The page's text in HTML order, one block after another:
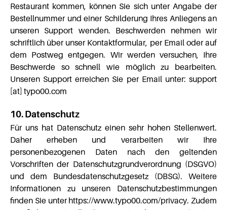
Restaurant kommen, können Sie sich unter Angabe der
Bestellnummer und einer Schilderung Ihres Anliegens an
unseren Support wenden. Beschwerden nehmen wir
schriftlich über unser Kontaktformular, per Email oder auf
dem Postweg entgegen. Wir werden versuchen, Ihre
Beschwerde so schnell wie möglich zu bearbeiten.
Unseren Support erreichen Sie per Email unter: support
[at] typo00.com
10. Datenschutz
Für uns hat Datenschutz einen sehr hohen Stellenwert.
Daher erheben und verarbeiten wir Ihre
personenbezogenen Daten nach den geltenden
Vorschriften der Datenschutzgrundverordnung (DSGVO)
und dem Bundesdatenschutzgesetz (DBSG). Weitere
Informationen zu unseren Datenschutzbestimmungen
finden Sie unter https://www.typo00.com/privacy. Zudem